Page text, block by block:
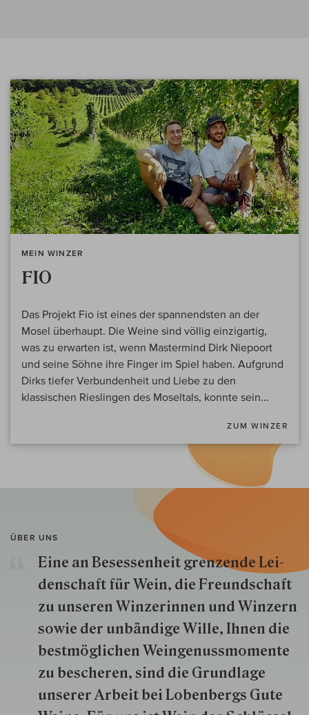
MEIN WINZER
FIO
Das Projekt Fio ist eines der spannendsten an der
Mosel überhaupt. Die Weine sind völlig einzigartig,
was zu erwarten ist, wenn Mastermind Dirk Niepoort
und seine Söhne ihre Finger im Spiel haben. Aufgrund
Dirks tiefer Verbundenheit und Liebe zu den
klassischen Rieslingen des Moseltals, konnte sein...
ZUM WINZER
ÜBER UNS
Eine an Besessenheit gren­zende Lei­
den­schaft für Wein, die Freund­schaft
zu unseren Win­zer­innen und Win­zern
so­wie der un­bän­dige Wille, Ihnen die
best­mög­lich­en Wein­genuss­momente
zu besche­ren, sind die Grund­lage
unserer Arbeit bei Lobenbergs Gute